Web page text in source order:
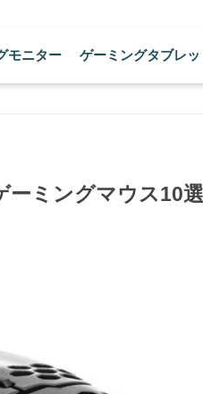
モニター ゲーミングタブレッ
ーミングマウス10